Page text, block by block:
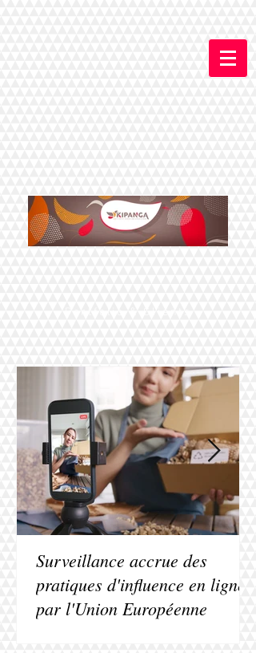
Surveillance accrue des
pratiques d'influence en ligne
par l'Union Européenne